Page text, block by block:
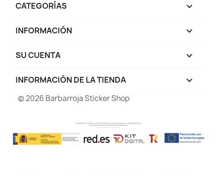
CATEGORÍAS 
INFORMACIÓN 
SU CUENTA 
INFORMACIÓN DE LA TIENDA keyboard_arrow_down
© 2026 Barbarroja Sticker Shop